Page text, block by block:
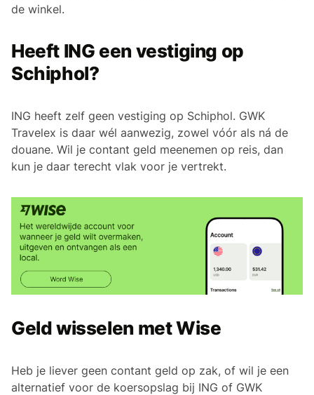
de winkel.
Heeft ING een vestiging op
Schiphol?
ING heeft zelf geen vestiging op Schiphol. GWK
Travelex is daar wél aanwezig, zowel vóór als ná de
douane. Wil je contant geld meenemen op reis, dan
kun je daar terecht vlak voor je vertrekt.
Geld wisselen met Wise
Heb je liever geen contant geld op zak, of wil je een
alternatief voor de koersopslag bij ING of GWK